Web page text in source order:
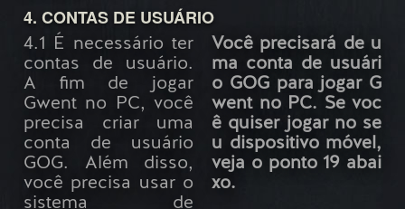
4. CONTAS DE USUÁRIO
4.1 É necessário ter
contas de usuário.
A fim de jogar
Gwent no PC, você
precisa criar uma
conta de usuário
GOG. Além disso,
você precisa usar o
sistema de
Você precisará de u
ma conta de usuári
o GOG para jogar G
went no PC. Se voc
ê quiser jogar no se
u dispositivo móvel,
veja o ponto 19 abai
xo.